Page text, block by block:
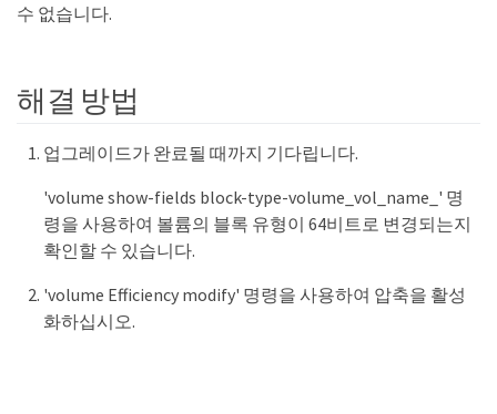
수 없습니다.
해결 방법
업그레이드가 완료될 때까지 기다립니다.
'volume show-fields block-type-volume_vol_name_' 명
령을 사용하여 볼륨의 블록 유형이 64비트로 변경되는지
확인할 수 있습니다.
'volume Efficiency modify' 명령을 사용하여 압축을 활성
화하십시오.